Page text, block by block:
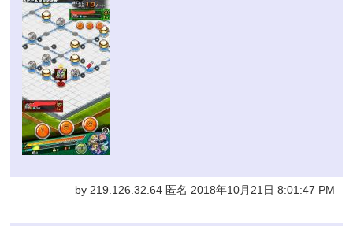
by 219.126.32.64 匿名 2018年10月21日 8:01:47 PM